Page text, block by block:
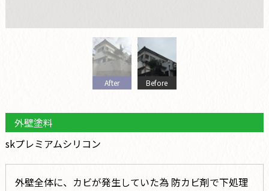
After Before
外壁塗料
skプレミアムシリコン
外壁全体に、カビが発生していた為 防カビ剤で下処理